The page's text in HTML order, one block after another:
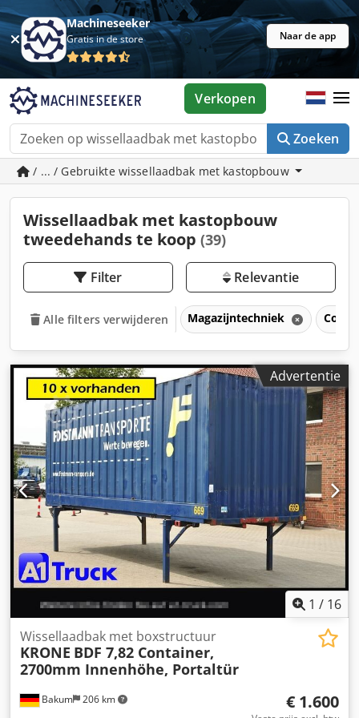
Machineseeker
Gratis in de store Naar de app
Zoeken
Verkopen
/ ... / Gebruikte wissellaadbak met kastopbouw
Wissellaadbak met kastopbouw
tweedehands te koop (39)
Filter Relevantie
Alle filters verwijderen Magazijntechniek
Advertentie
1 / 16
Bakum 206 km
Wissellaadbak met boxstructuur
KRONE BDF 7,82 Container,
2700mm Innenhöhe, Portaltür
€ 1.600